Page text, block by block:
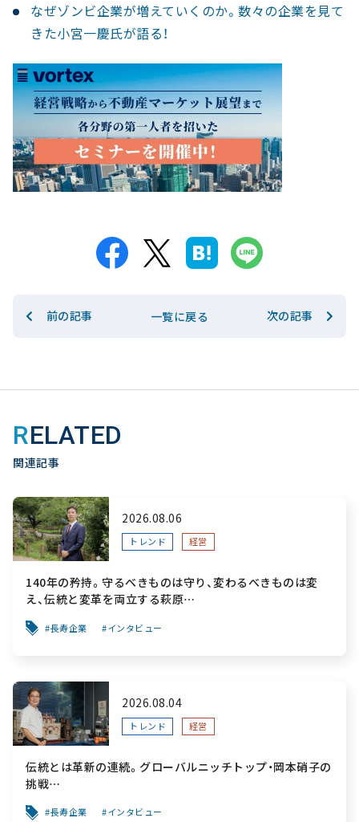
なぜゾンビ企業が増えていくのか。数々の企業を見て
きた小宮一慶氏が語る！
前の記事 一覧に戻る 次の記事
RELATED
関連記事
2026.08.06
トレンド 経営
140年の矜持。守るべきものは守り、変わるべきものは変
え、伝統と変革を両立する萩原
長寿企業 インタビュー
2026.08.04
トレンド 経営
伝統とは革新の連続。グローバルニッチトップ・岡本硝子の
挑戦
こだわり、ガラスを超える経営戦略～
長寿企業 インタビュー